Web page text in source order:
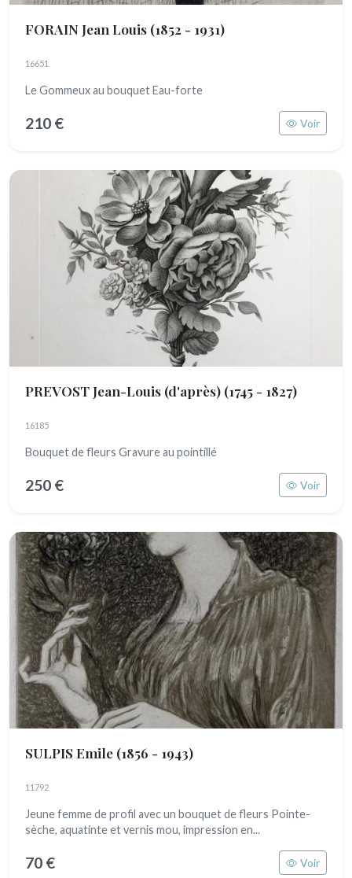
FORAIN Jean Louis (1852 - 1931)
16651
Le Gommeux au bouquet Eau-forte
210 € Voir
PREVOST Jean-Louis (d'après) (1745 - 1827)
16185
Bouquet de fleurs Gravure au pointillé
250 € Voir
SULPIS Emile (1856 - 1943)
11792
Jeune femme de profil avec un bouquet de fleurs Pointe-
sèche, aquatinte et vernis mou, impression en...
70 € Voir